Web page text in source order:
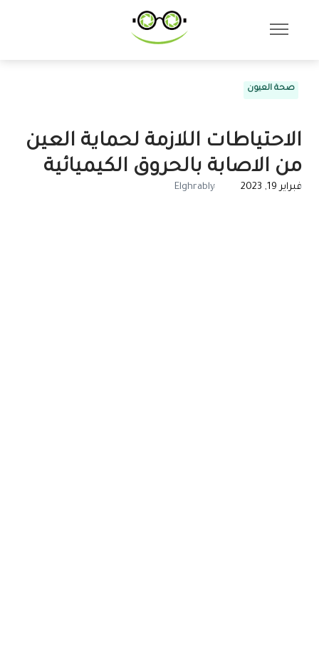
صحة العيون
الاحتياطات اللازمة لحماية العين
من الاصابة بالحروق الكيميائية
فبراير 19, 2023 Elghrably